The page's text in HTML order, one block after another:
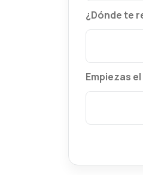
¿Dónde te
Empiezas el